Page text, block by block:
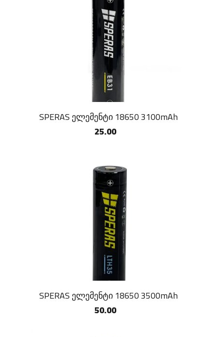
SPERAS ელემენტი 18650 3100mAh
25.00
SPERAS ელემენტი 18650 3500mAh
50.00